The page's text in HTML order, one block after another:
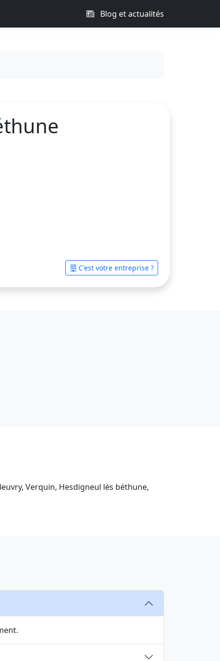
Blog et actualités
C'est votre entreprise ?
Verquin, Hesdigneul lès béthune,